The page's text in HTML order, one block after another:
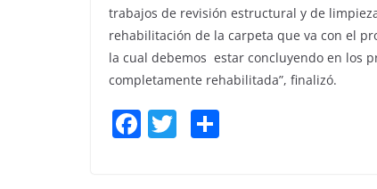
trabajos de revisión estructural y de
rehabilitación de la carpeta que va con el
la cual debemos estar concluyendo en los
completamente rehabilitada”, finalizó.
F T